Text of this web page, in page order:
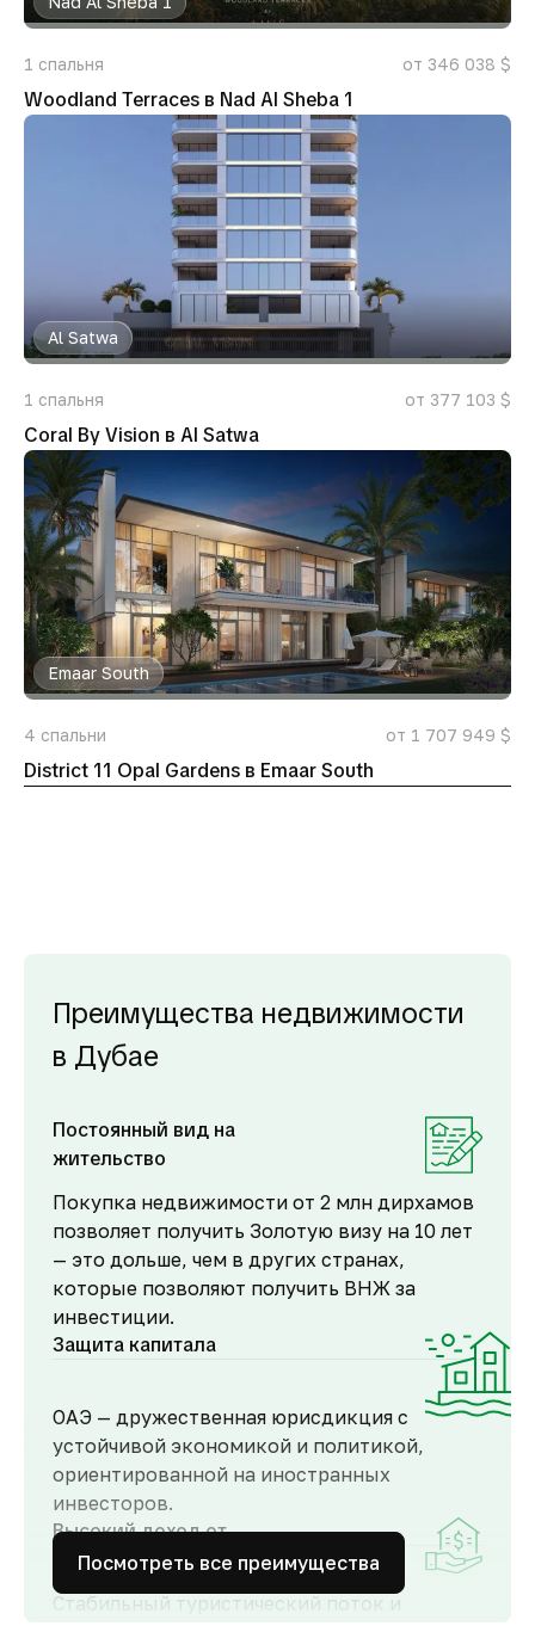
1 спальня от 346 038 $
Woodland Terraces в Nad Al Sheba 1
Al Satwa
1 спальня от 377 103 $
Coral By Vision в Al Satwa
Emaar South
4 спальни от 1 707 949 $
District 11 Opal Gardens в Emaar South
Преимущества недвижимости
в Дубае
Постоянный вид на
жительство
Покупка недвижимости от 2 млн дирхамов
позволяет получить Золотую визу на 10 лет
— это дольше, чем в других странах,
которые позволяют получить ВНЖ за
инвестиции.
Защита капитала
ОАЭ — дружественная юрисдикция с
устойчивой экономикой и политикой,
ориентированной на иностранных
инвесторов.
Высокий доход от
аренды
Стабильный туристический поток и
Посмотреть все преимущества